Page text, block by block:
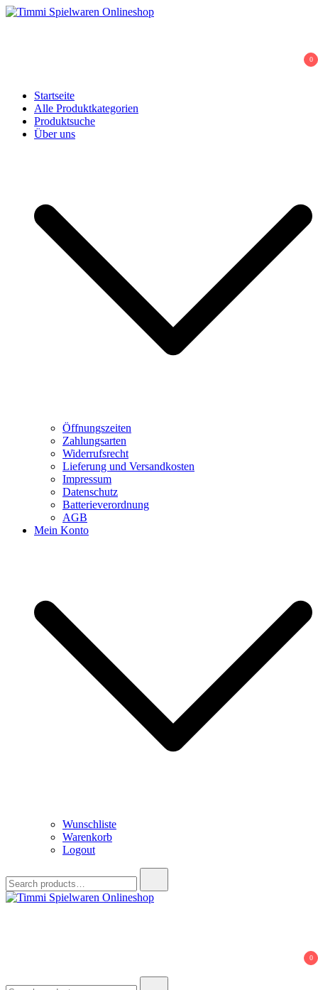
Skip
0
Startseite
Alle Produktkategorien
Produktsuche
Über uns
Öffnungszeiten
Zahlungsarten
Widerrufsrecht
Lieferung und Versandkosten
Impressum
Datenschutz
Batterieverordnung
AGB
Mein Konto
Wunschliste
Warenkorb
Logout
for:
0